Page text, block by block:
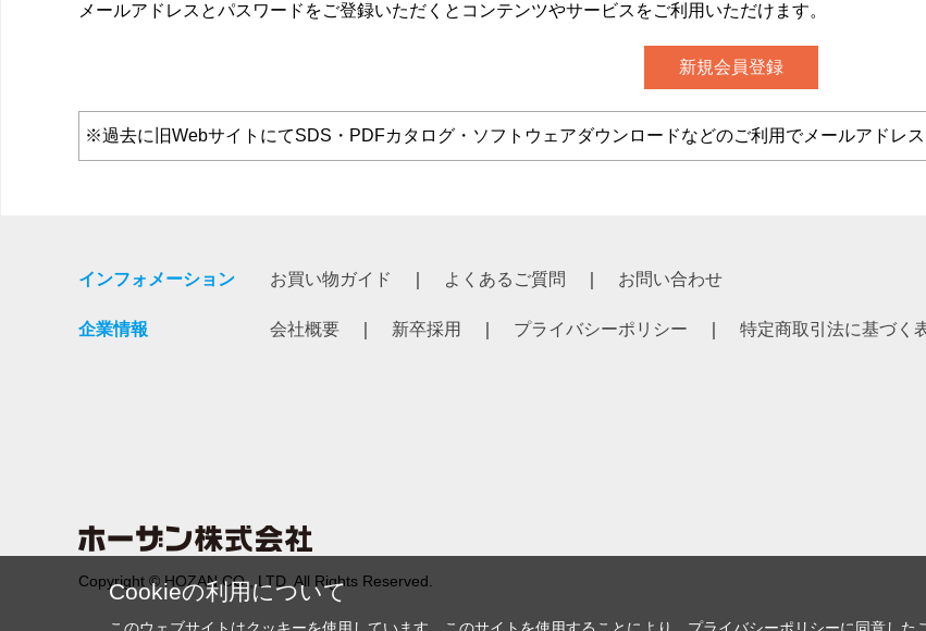
メールアドレスとパスワードをご登録いただくとコンテンツやサービスをご利用いただけます。
※過去に旧WebサイトにてSDS・PDFカタログ・ソフトウェアダウンロードなどのご利用でメールアドレ
インフォメーション お買い物ガイド よくあるご質問 お問い合わせ
企業情報 会社概要 新卒採用 プライバシーポリシー 特定商取引法に基づく
Copyright © HOZAN CO., LTD. All Rights Reserved.
Cookieの利用について